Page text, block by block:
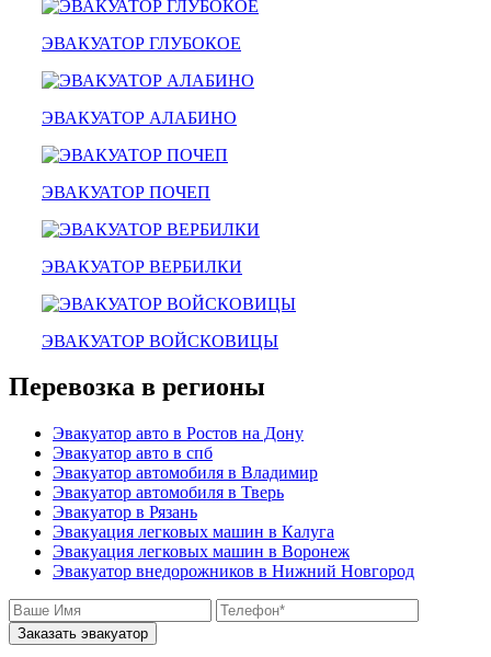
ЭВАКУАТОР ГЛУБОКОЕ
ЭВАКУАТОР АЛАБИНО
ЭВАКУАТОР ПОЧЕП
ЭВАКУАТОР ВЕРБИЛКИ
ЭВАКУАТОР ВОЙСКОВИЦЫ
Перевозка в регионы
Эвакуатор авто в Ростов на Дону
Эвакуатор авто в спб
Эвакуатор автомобиля в Владимир
Эвакуатор автомобиля в Тверь
Эвакуатор в Рязань
Эвакуация легковых машин в Калуга
Эвакуация легковых машин в Воронеж
Эвакуатор внедорожников в Нижний Новгород
Заказать эвакуатор